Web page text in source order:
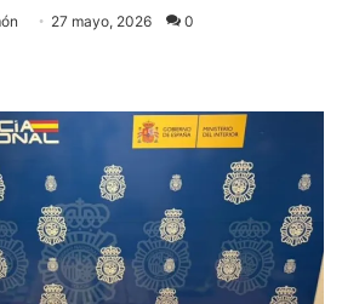
27 mayo, 2026 0